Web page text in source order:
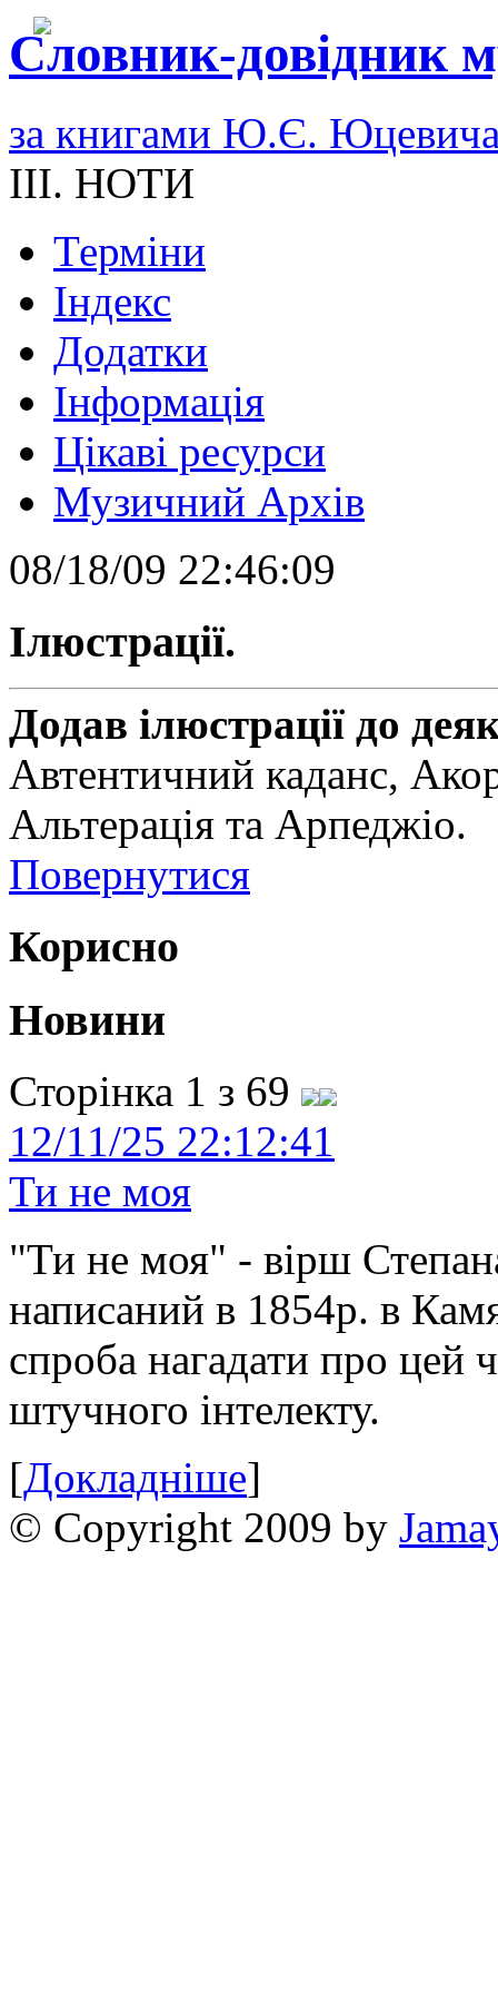
Словник-довідник
за книгами Ю.Є.
III. НОТИ
Терміни
Індекс
Додатки
Інформація
Цікаві ресурси
Музичний Архів
08/18/09 22:46:09
Ілюстрації.
Додав ілюстрації до
Автентичний каданс,
Альтерація та Арпеджіо.
Повернутися
Корисно
Новини
Сторінка 1 з 69
12/11/25 22:12:41
Ти не моя
"Ти не моя" - вірш
написаний в 1854р. в
спроба нагадати про цей
штучного інтелекту.
[Докладніше]
© Copyright 2009 by